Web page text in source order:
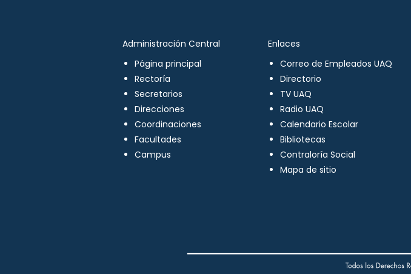
Administración Central
Página principal
Rectoría
Secretarios
Direcciones
Coordinaciones
Facultades
Campus
Enlaces
Correo de Empleados UAQ
Directorio
TV UAQ
Radio UAQ
Calendario Escolar
Bibliotecas
Contraloría Social
Mapa de sitio